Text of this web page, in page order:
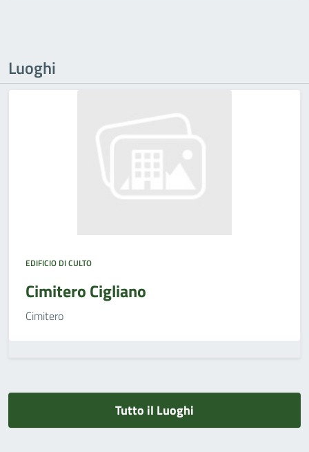
Luoghi
EDIFICIO DI CULTO
Cimitero Cigliano
Cimitero
Tutto il Luoghi